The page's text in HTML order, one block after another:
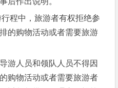
中，旅游者有权拒绝参
的购物活动或者需要旅游
人员和领队人员不得因
购物活动或者需要旅游者